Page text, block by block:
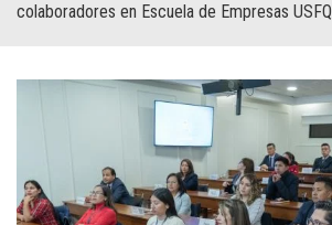
colaboradores en Escuela de Empresas USFQ